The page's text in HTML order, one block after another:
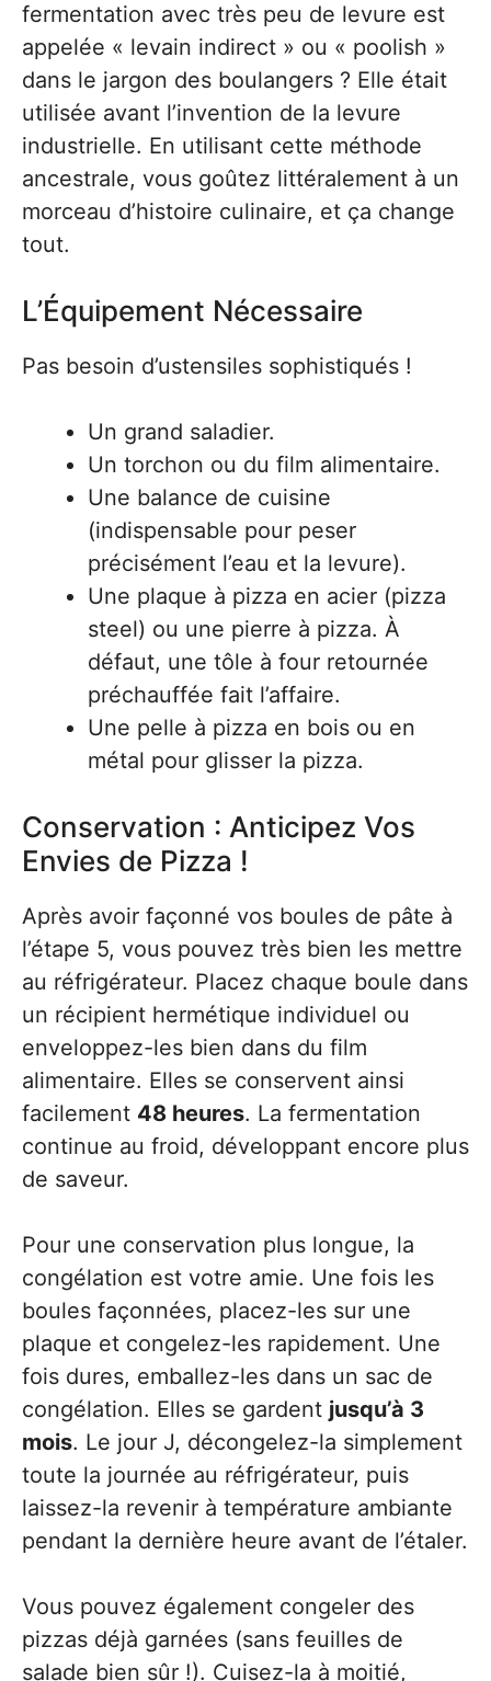
fermentation avec très peu de levure est
appelée « levain indirect » ou « poolish »
dans le jargon des boulangers ? Elle était
utilisée avant l’invention de la levure
industrielle. En utilisant cette méthode
ancestrale, vous goûtez littéralement à un
morceau d’histoire culinaire, et ça change
tout.
L’Équipement Nécessaire
Pas besoin d’ustensiles sophistiqués !
Un grand saladier.
Un torchon ou du film alimentaire.
Une balance de cuisine
(indispensable pour peser
précisément l’eau et la levure).
Une plaque à pizza en acier (pizza
steel) ou une pierre à pizza. À
défaut, une tôle à four retournée
préchauffée fait l’affaire.
Une pelle à pizza en bois ou en
métal pour glisser la pizza.
Conservation : Anticipez Vos
Envies de Pizza !
Après avoir façonné vos boules de pâte à
l’étape 5, vous pouvez très bien les mettre
au réfrigérateur. Placez chaque boule dans
un récipient hermétique individuel ou
enveloppez-les bien dans du film
alimentaire. Elles se conservent ainsi
facilement 48 heures. La fermentation
continue au froid, développant encore plus
de saveur.
Pour une conservation plus longue, la
congélation est votre amie. Une fois les
boules façonnées, placez-les sur une
plaque et congelez-les rapidement. Une
fois dures, emballez-les dans un sac de
congélation. Elles se gardent jusqu’à 3
mois. Le jour J, décongelez-la simplement
toute la journée au réfrigérateur, puis
laissez-la revenir à température ambiante
pendant la dernière heure avant de l’étaler.
Vous pouvez également congeler des
pizzas déjà garnées (sans feuilles de
salade bien sûr !). Cuisez-la à moitié,